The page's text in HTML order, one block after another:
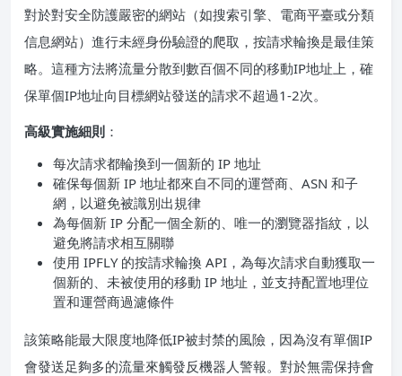
對於對安全防護嚴密的網站（如搜索引擎、電商平臺或分類
信息網站）進行未經身份驗證的爬取，按請求輪換是最佳策
略。這種方法將流量分散到數百個不同的移動IP地址上，確
保單個IP地址向目標網站發送的請求不超過1-2次。
高級實施細則 ：
每次請求都輪換到一個新的 IP 地址
確保每個新 IP 地址都來自不同的運營商、ASN 和子
網，以避免被識別出規律
為每個新 IP 分配一個全新的、唯一的瀏覽器指紋，以
避免將請求相互關聯
使用 IPFLY 的按請求輪換 API，為每次請求自動獲取一
個新的、未被使用的移動 IP 地址，並支持配置地理位
置和運營商過濾條件
該策略能最大限度地降低IP被封禁的風險，因為沒有單個IP
會發送足夠多的流量來觸發反機器人警報。對於無需保持會